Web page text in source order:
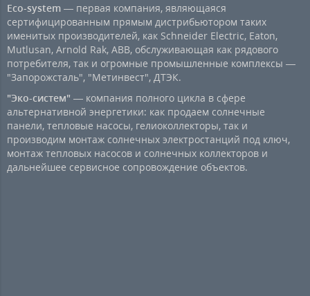
Eco-system — первая компания, являющаяся
сертифицированным прямым дистрибьютором таких
именитых производителей, как Schneider Electric, Eaton,
Mutlusan, Arnold Rak, ABB, обслуживающая как рядового
потребителя, так и огромные промышленные комплексы —
"Запорожсталь", "Метинвест", ДТЭК.
"Эко-систем" — компания полного цикла в сфере
альтернативной энергетики: как продаем солнечные
панели, тепловые насосы, гелиоколлекторы, так и
производим монтаж солнечных электростанций под ключ,
монтаж тепловых насосов и солнечных коллекторов и
дальнейшее сервисное сопровождение объектов.